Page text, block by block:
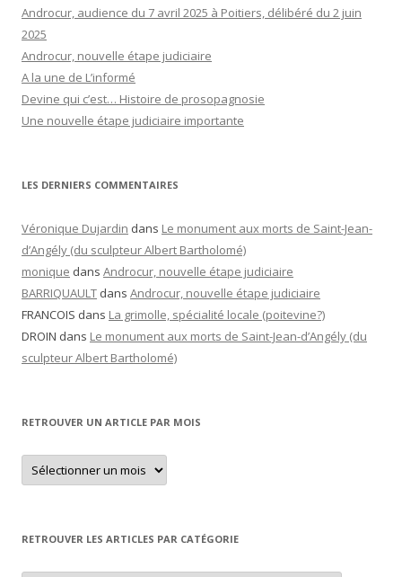
Androcur, audience du 7 avril 2025 à Poitiers, délibéré du 2 juin
2025
Androcur, nouvelle étape judiciaire
A la une de L’informé
Devine qui c’est… Histoire de prosopagnosie
Une nouvelle étape judiciaire importante
LES DERNIERS COMMENTAIRES
Véronique Dujardin dans Le monument aux morts de Saint-Jean-
d’Angély (du sculpteur Albert Bartholomé)
monique dans Androcur, nouvelle étape judiciaire
BARRIQUAULT dans Androcur, nouvelle étape judiciaire
FRANCOIS dans La grimolle, spécialité locale (poitevine?)
DROIN dans Le monument aux morts de Saint-Jean-d’Angély (du
sculpteur Albert Bartholomé)
RETROUVER UN ARTICLE PAR MOIS
Retrouver
un
article
RETROUVER LES ARTICLES PAR CATÉGORIE